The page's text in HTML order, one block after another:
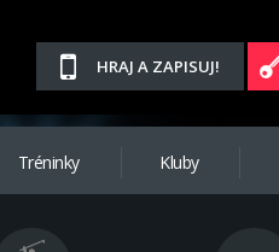
HRAJ A ZAPISUJ!
Tréninky Kluby